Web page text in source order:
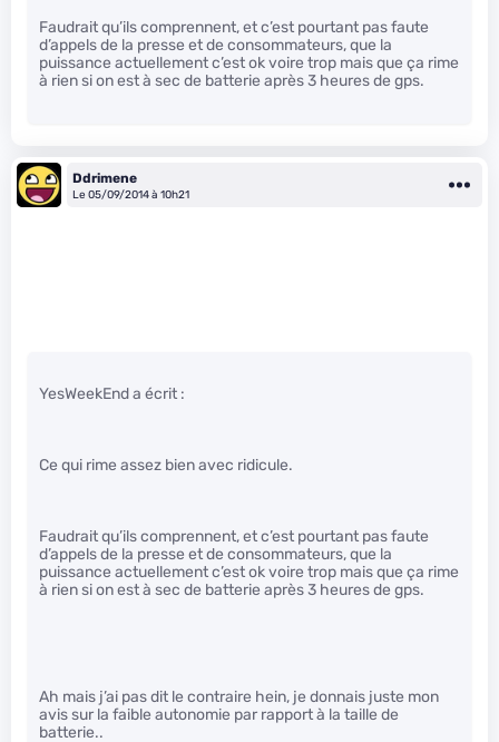
Faudrait qu’ils comprennent, et c’est pourtant pas faute
d’appels de la presse et de consommateurs, que la
puissance actuellement c’est ok voire trop mais que ça rime
à rien si on est à sec de batterie après 3 heures de gps.
Ddrimene
Le 05/09/2014 à 10h21
YesWeekEnd a écrit :
Ce qui rime assez bien avec ridicule.
Faudrait qu’ils comprennent, et c’est pourtant pas faute
d’appels de la presse et de consommateurs, que la
puissance actuellement c’est ok voire trop mais que ça rime
à rien si on est à sec de batterie après 3 heures de gps.
Ah mais j’ai pas dit le contraire hein, je donnais juste mon
avis sur la faible autonomie par rapport à la taille de
batterie..